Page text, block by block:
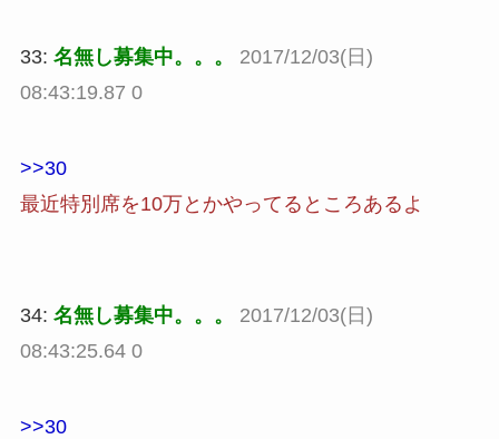
33: 名無し募集中。。。
2017/12/03(日)
08:43:19.87 0
>>30
最近特別席を10万とかやってるところあるよ
34: 名無し募集中。。。
2017/12/03(日)
08:43:25.64 0
>>30